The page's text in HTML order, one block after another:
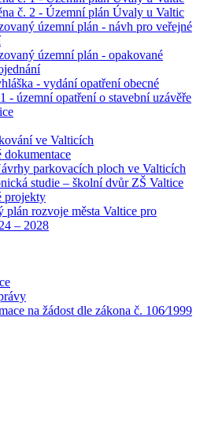
č. 2 - Územní plán Úvaly u Valtic
územní plán - návh pro veřejné
územní plán - opakované
- vydání opatření obecné
- územní opatření o stavební uzávěře
ve Valticích
dokumentace
parkovacích ploch ve Valticích
studie – školní dvůr ZŠ Valtice
projekty
plán rozvoje města Valtice pro
– 2028
na žádost dle zákona č. 106⁄1999